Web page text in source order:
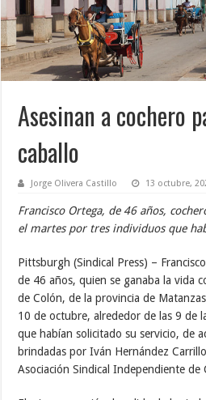
Asesinan a cochero
caballo
Jorge Olivera Castillo 13 octubre,
Francisco Ortega, de 46 años,
el martes por tres individuos que
Pittsburgh (Sindical Press) –
de 46 años, quien se ganaba la vida
de Colón, de la provincia de
10 de octubre, alrededor de las 9 de
que habían solicitado su servicio, de
brindadas por Iván Hernández
Asociación Sindical Independiente de